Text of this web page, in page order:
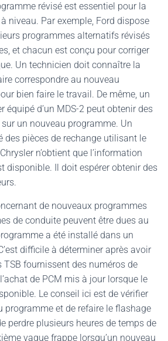
révisé est essentiel pour la
niveau. Par exemple, Ford dispose
programmes alternatifs révisés
et chacun est conçu pour corriger
Un technicien doit connaître la
correspondre au nouveau
bien faire le travail. De même, un
équipé d’un MDS-2 peut obtenir des
un nouveau programme. Un
des pièces de rechange utilisant le
n’obtient que l’information
disponible. Il doit espérer obtenir des
de nouveaux programmes
de conduite peuvent être dues au
a été installé dans un
difficile à déterminer après avoir
TSB fournissent des numéros de
de PCM mis à jour lorsque le
Le conseil ici est de vérifier
programme et de refaire le flashage
perdre plusieurs heures de temps de
vague frappe lorsqu’un nouveau